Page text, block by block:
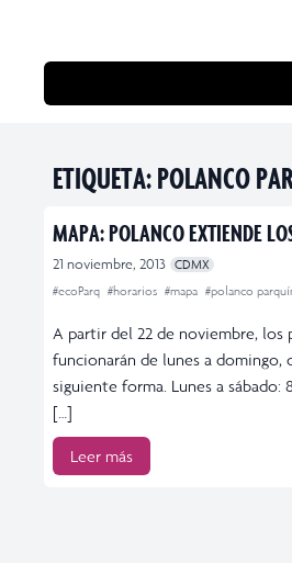
ETIQUETA:POLANCO
MAPA: POLANCO EXTIENDE
21 noviembre, 2013 CDMX
#ecoParq #horarios #mapa #polanco
A partir del 22 de noviembre, los
funcionarán de lunes a
siguiente forma. Lunes a sábado:
[…]
Leer más